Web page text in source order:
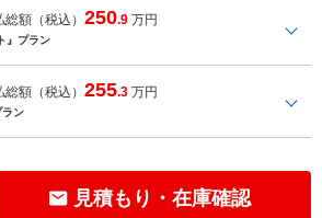
総額（税込）250.9 万円
』プラン
総額（税込）255.3 万円
ラン
見積もり・在庫確認